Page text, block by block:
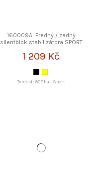
160009A: Predný / zadný
silentblok stabilizátora SPORT
1 209 Kč
Tvrdost: 90Sha - Sport